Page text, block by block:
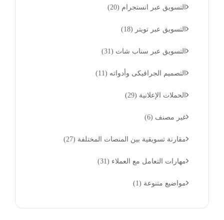
التسويق عبر انستجرام (20)
التسويق عبر تويتر (18)
التسويق عبر سناب شات (31)
التصميم الجرافيكى وأدواته (11)
الحملات الإعلانية (29)
غير مصنف (6)
مقارنة تسويقية بين المنصات المختلفة (27)
مهارات التعامل مع العملاء (31)
مواضيع متنوعة (1)